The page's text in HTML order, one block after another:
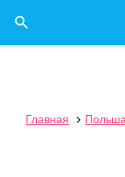

Главная  Польша